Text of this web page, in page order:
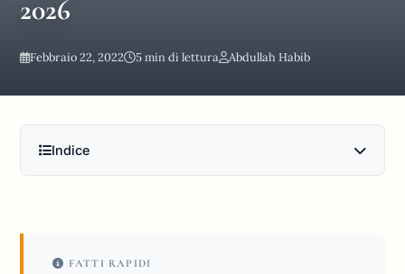
2026
Febbraio 22, 2022 5 min di lettura Abdullah Habib
Indice
FATTI RAPIDI